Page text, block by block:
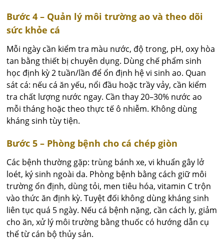
Bước 4 – Quản lý môi trường ao và theo dõi
sức khỏe cá
Mỗi ngày cần kiểm tra màu nước, độ trong, pH, oxy hòa
tan bằng thiết bị chuyên dụng. Dùng chế phẩm sinh
học định kỳ 2 tuần/lần để ổn định hệ vi sinh ao. Quan
sát cá: nếu cá ăn yếu, nổi đầu hoặc trầy vảy, cần kiểm
tra chất lượng nước ngay. Cần thay 20–30% nước ao
mỗi tháng hoặc theo thực tế ô nhiễm. Không dùng
kháng sinh tùy tiện.
Bước 5 – Phòng bệnh cho cá chép giòn
Các bệnh thường gặp: trùng bánh xe, vi khuẩn gây lở
loét, ký sinh ngoài da. Phòng bệnh bằng cách giữ môi
trường ổn định, dùng tỏi, men tiêu hóa, vitamin C trộn
vào thức ăn định kỳ. Tuyệt đối không dùng kháng sinh
liên tục quá 5 ngày. Nếu cá bệnh nặng, cần cách ly, giảm
cho ăn, xử lý môi trường bằng thuốc có hướng dẫn cụ
thể từ cán bộ thủy sản.